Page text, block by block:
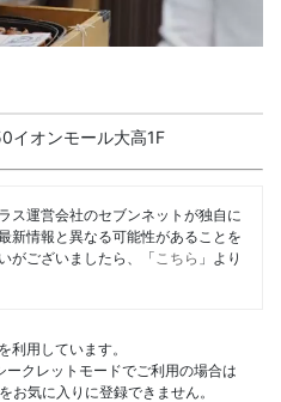
イオンモール大高1F
ス運営会社のセブンネットが独自に
新情報と異なる可能性があることを
がございましたら、「 こちら 」より
を利用しています。
クレットモードでご利用の場合は
気に入りに登録できません。